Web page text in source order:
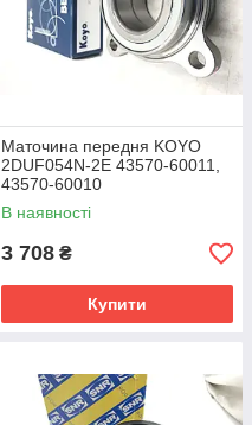
Маточина передня KOYO
2DUF054N-2E 43570-60011,
43570-60010
В наявності
3 708 ₴
Купити